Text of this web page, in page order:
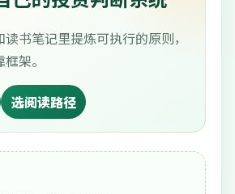
书笔记里提炼可执行的原则，
架。
选阅读路径